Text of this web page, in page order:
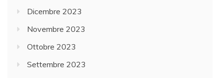
Dicembre 2023
Novembre 2023
Ottobre 2023
Settembre 2023